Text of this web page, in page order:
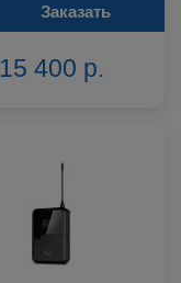
Заказать
15 400 р.